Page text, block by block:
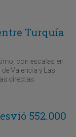
Turquía
con escalas en
Valencia y Las
directas.
552.000